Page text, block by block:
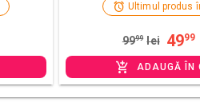
Ultimul produs
9999 lei 4999
ADAUGĂ ÎN